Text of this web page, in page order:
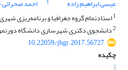
عیسی ابراهیم زاده
1 احمد صحرائی
1استادتمام گروه جغرافیا و برنامه‌ریزی
2دانشجوی دکتری شهرسازی دانشگاه
10.22059/jhgr.2017.56727
چکیده